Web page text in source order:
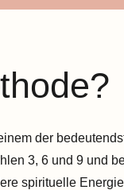
der
3, 6 und 9 und
spirituelle